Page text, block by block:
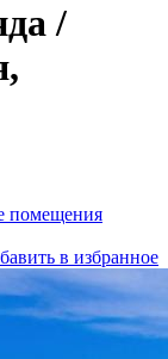
/
помещения
в избранное